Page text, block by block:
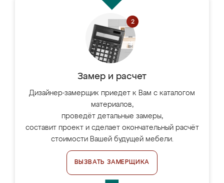
Замер и расчет
Дизайнер-замерщик приедет к Вам с каталогом
материалов,
проведёт детальные замеры,
составит проект и сделает окончательный расчёт
стоимости Вашей будущей мебели.
ВЫЗВАТЬ ЗАМЕРЩИКА